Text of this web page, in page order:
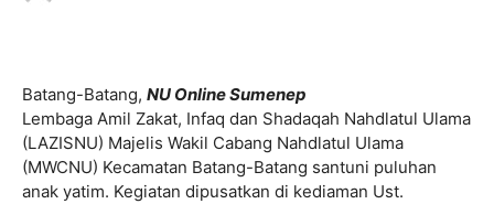
Batang-Batang, NU Online Sumenep
Lembaga Amil Zakat, Infaq dan Shadaqah Nahdlatul Ulama
(LAZISNU) Majelis Wakil Cabang Nahdlatul Ulama
(MWCNU) Kecamatan Batang-Batang santuni puluhan
anak yatim. Kegiatan dipusatkan di kediaman Ust.